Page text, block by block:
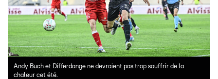
Andy Buch et Differdange ne devraient pas trop souffrir de la
chaleur cet été.